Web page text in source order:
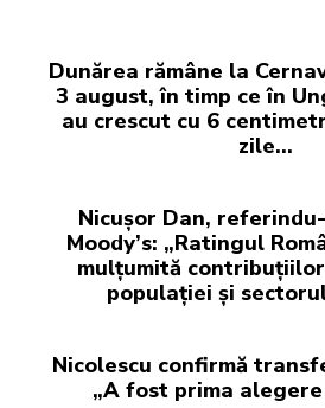
Dunărea rămâne la
3 august, în timp ce în
au crescut cu 6
zile...
Nicușor Dan,
Moody’s: „Ratingul
mulțumită
populației și
Nicolescu confirmă
„A fost prima